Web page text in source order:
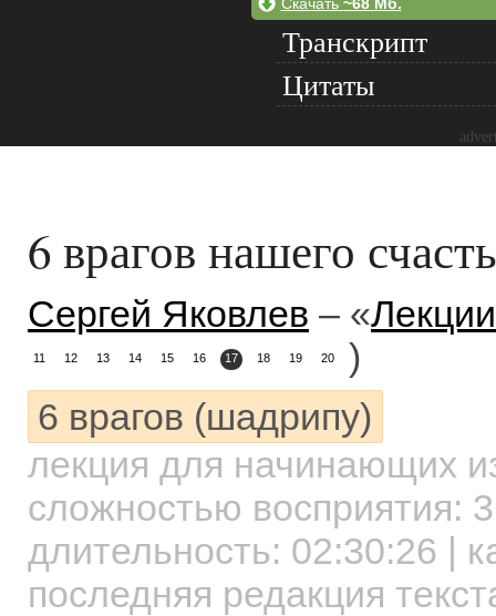
Транскрипт
Цитаты
6 врагов нашего
Сергей Яковлев – «
11 12 13 14 15 16 17 18 19 20
)
6 врагов (шадрипу)
лекция для начинающих
сложностью восприятия: 3
длительность: 02:30:26 |
последняя редакция